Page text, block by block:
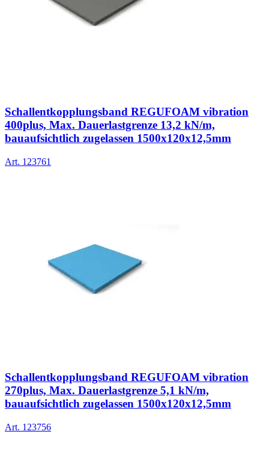
Schallentkopplungsband REGUFOAM vibration
400plus, Max. Dauerlastgrenze 13,2 kN/m,
bauaufsichtlich zugelassen 1500x120x12,5mm
Art. 123761
Schallentkopplungsband REGUFOAM vibration
270plus, Max. Dauerlastgrenze 5,1 kN/m,
bauaufsichtlich zugelassen 1500x120x12,5mm
Art. 123756